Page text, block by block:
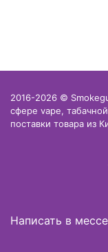
2016-2026 ©
сфере vape,
поставки товара из
Написать в